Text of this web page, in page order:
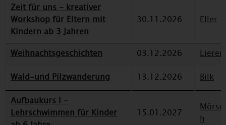
Zeit für uns - kreativer
Workshop für Eltern mit
Kindern ab 3 Jahren
30.11.2026 Eller
Weihnachtsgeschichten 03.12.2026
Wald-und Pilzwanderung
13.12.2026
Bilk
Aufbaukurs I -
Lehrschwimmen für Kinder
15.01.2027
h